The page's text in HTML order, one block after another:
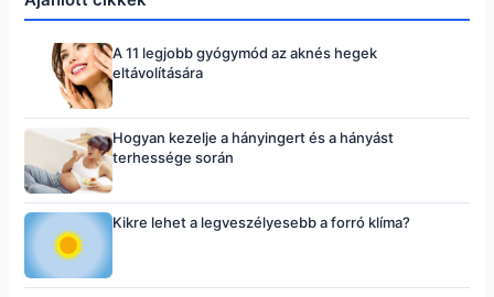
A 11 legjobb gyógymód az aknés hegek
eltávolítására
Hogyan kezelje a hányingert és a hányást
terhessége során
Kikre lehet a legveszélyesebb a forró klíma?